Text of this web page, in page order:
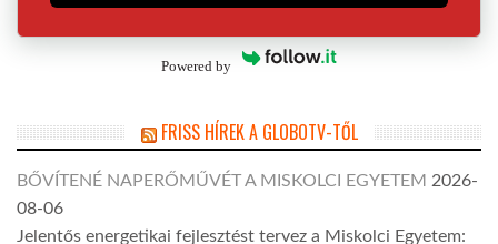
Powered by
FRISS HÍREK A GLOBOTV-TŐL
BŐVÍTENÉ NAPERŐMŰVÉT A MISKOLCI EGYETEM 2026-
08-06
Jelentős energetikai fejlesztést tervez a Miskolci Egyetem: